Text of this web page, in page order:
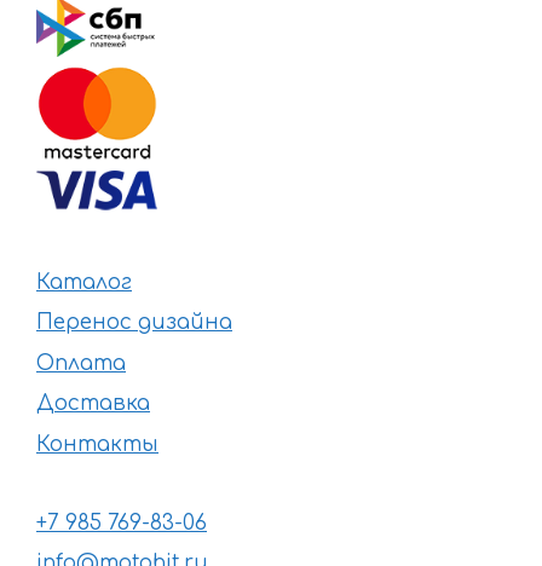
Каталог
Перенос дизайна
Оплата
Доставка
Контакты
+7 985 769-83-06